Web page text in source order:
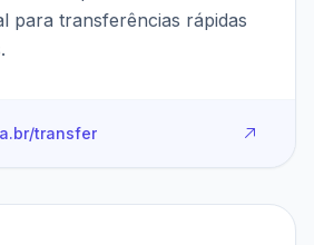
para transferências rápidas
transfer